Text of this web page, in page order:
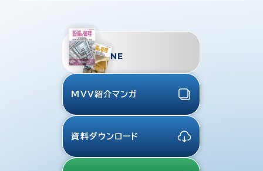
TMES
MAGAZINE
MVV紹介マンガ
資料ダウンロード